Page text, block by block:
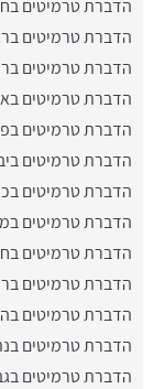
הדברת טרמיטים
הדברת טרמיטים
הדברת טרמיטים
הדברת טרמיטים
הדברת טרמיטים
הדברת טרמיטים
הדברת טרמיטים
הדברת טרמיטים
הדברת טרמיטים
הדברת טרמיטים
הדברת טרמיטים
הדברת טרמיטים
הדברת טרמיטים